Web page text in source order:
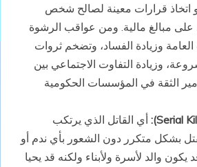
اتخاذ قرارات معينة لصالح شخص
مبالغ مالية. ومن عواقب الرشوة
وزيادة الفساد، وتضخم ثروات
وزيادة التفاوت الاجتماعي بين
الثقة في المؤسسات الحكومية
Serial
): أي القاتل الذي يرتكب
بشكل متكرر دون الشعور بأي ندم أو
والد لأسرة ولأبناء ولكنه قد يحيا